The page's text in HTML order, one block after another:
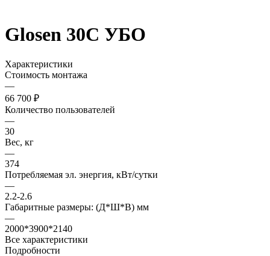
Glosen 30С УБО
Характеристики
Стоимость монтажа
—
66 700 ₽
Количество пользователей
—
30
Вес, кг
—
374
Потребляемая эл. энергия, кВт/сутки
—
2.2-2.6
Габаритные размеры: (Д*Ш*В) мм
—
2000*3900*2140
Все характеристики
Подробности